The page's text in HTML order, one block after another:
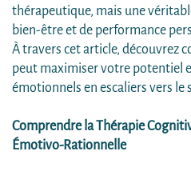
thérapeutique, mais une
bien-être et de performance
À travers cet article, découvrez
peut maximiser votre potentiel
émotionnels en escaliers vers le
Comprendre la Thérapie
Émotivo-Rationnelle